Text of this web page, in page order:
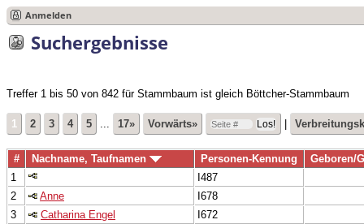
Anmelden
Suchergebnisse
Treffer 1 bis 50 von 842 für Stammbaum ist gleich Böttcher-Stammbaum
1 2 3 4 5 ... 17» Vorwärts»
# Nachname, Taufnamen Personen-Kennung Geboren/
1
I487
2
Anne
I678
3
Catharina Engel
I672